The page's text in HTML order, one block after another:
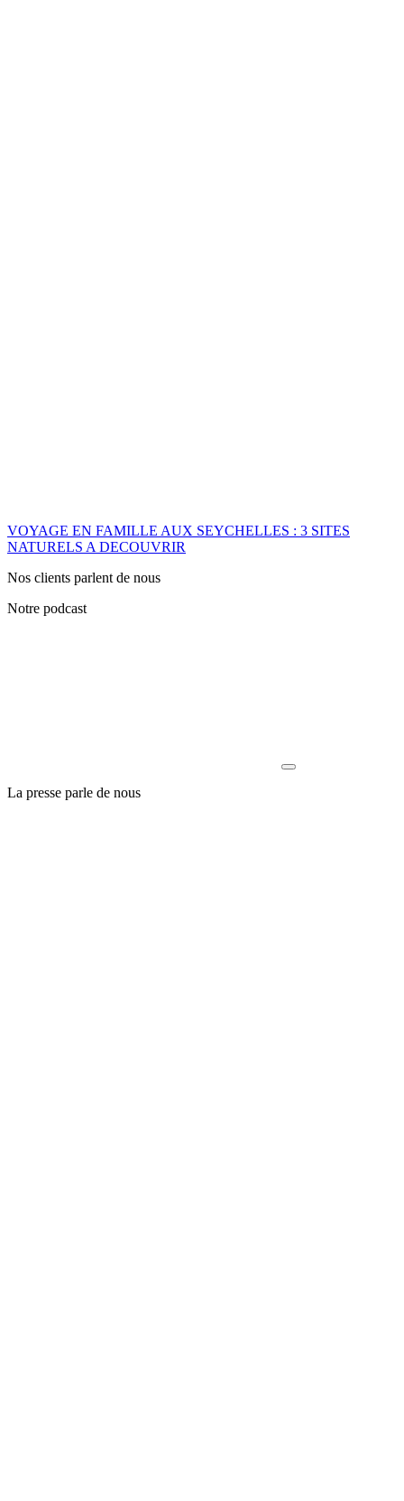
VOYAGE EN FAMILLE AUX SEYCHELLES : 3 SITES
NATURELS A DECOUVRIR
Nos clients parlent de nous
Notre podcast
La presse parle de nous